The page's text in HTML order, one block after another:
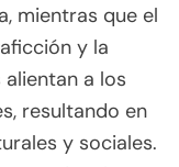
mientras que el
y la
a los
resultando en
y sociales.